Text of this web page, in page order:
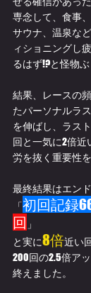
専念して、食事
サウナ、温泉な
ィショニングし
るはず!?と怪物ぶ
結果、レースの
たパーソナルラ
を伸ばし、ラス
回と一気に2倍近
労を抜く重要性
最終結果はエン
「初回記録
回 」
と実に8倍近い
200回の2.5倍ア
終えました。